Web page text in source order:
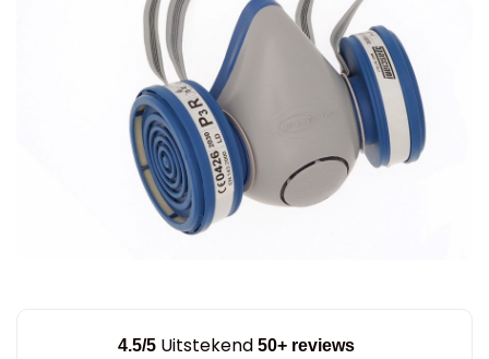
4.5/5 Uitstekend 50+ reviews